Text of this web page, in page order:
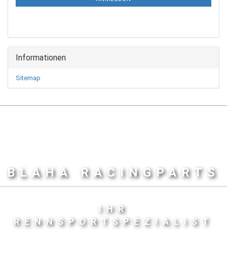
Informationen
Sitemap
BLAHA RACINGPARTS
IHR
RENNSPORTSPEZIALIST